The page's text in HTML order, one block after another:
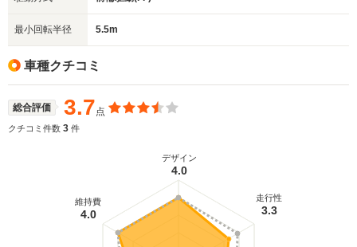
最小回転半径 5.5m
車種クチコミ
総合評価 3.7点
クチコミ件数 3 件
デザイン
4.0
走行性
3.3
維持費
4.0